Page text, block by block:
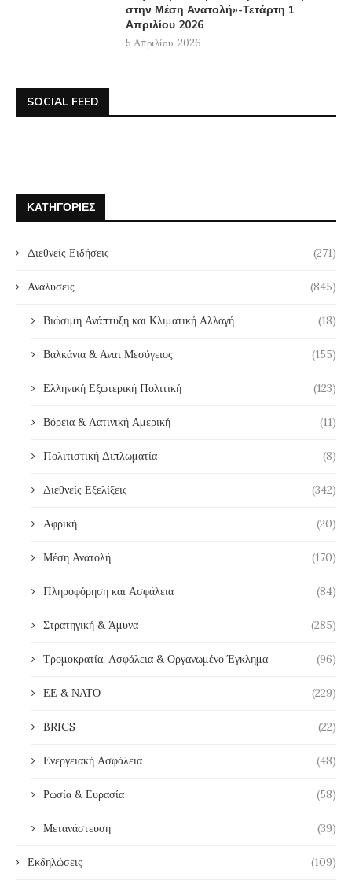
στην Μέση Ανατολή»-Τετάρτη 1
Απριλίου 2026
5 Απριλίου, 2026
SOCIAL FEED
ΚΑΤΗΓΟΡΊΕΣ
Διεθνείς Ειδήσεις (271)
Αναλύσεις (845)
Βιώσιμη Ανάπτυξη και Κλιματική Αλλαγή (18)
Βαλκάνια & Ανατ.Μεσόγειος (155)
Ελληνική Εξωτερική Πολιτική (123)
Βόρεια & Λατινική Αμερική (11)
Πολιτιστική Διπλωματία (8)
Διεθνείς Εξελίξεις (342)
Αφρική (20)
Μέση Ανατολή (170)
Πληροφόρηση και Ασφάλεια (84)
Στρατηγική & Άμυνα (285)
Τρομοκρατία, Ασφάλεια & Οργανωμένο Έγκλημα (96)
ΕΕ & ΝΑΤΟ (229)
BRICS (22)
Ενεργειακή Ασφάλεια (48)
Ρωσία & Ευρασία (58)
Μετανάστευση (39)
Εκδηλώσεις (109)